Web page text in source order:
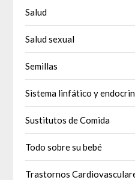
Salud
Salud sexual
Semillas
Sistema linfático y
Sustitutos de Comida
Todo sobre su bebé
Trastornos